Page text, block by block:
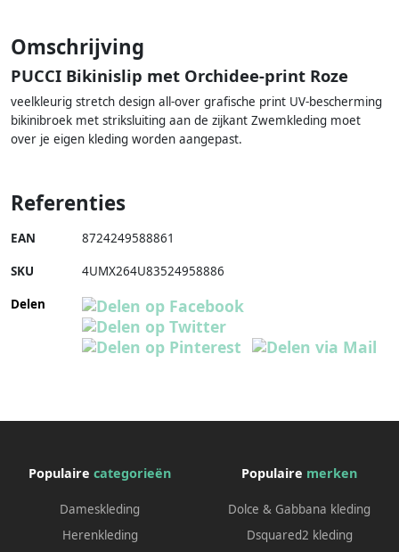
Omschrijving
PUCCI Bikinislip met Orchidee-print Roze
veelkleurig stretch design all-over grafische print UV-bescherming
bikinibroek met striksluiting aan de zijkant Zwemkleding moet
over je eigen kleding worden aangepast.
Referenties
EAN 8724249588861
SKU 4UMX264U83524958886
Delen
Populaire categorieën
Dameskleding
Herenkleding
Populaire merken
Dolce & Gabbana kleding
Dsquared2 kleding